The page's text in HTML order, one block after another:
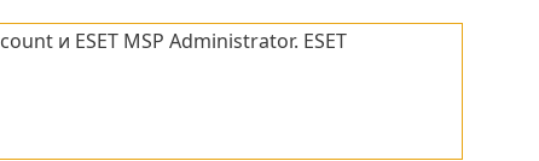
и ESET MSP Administrator. ESET